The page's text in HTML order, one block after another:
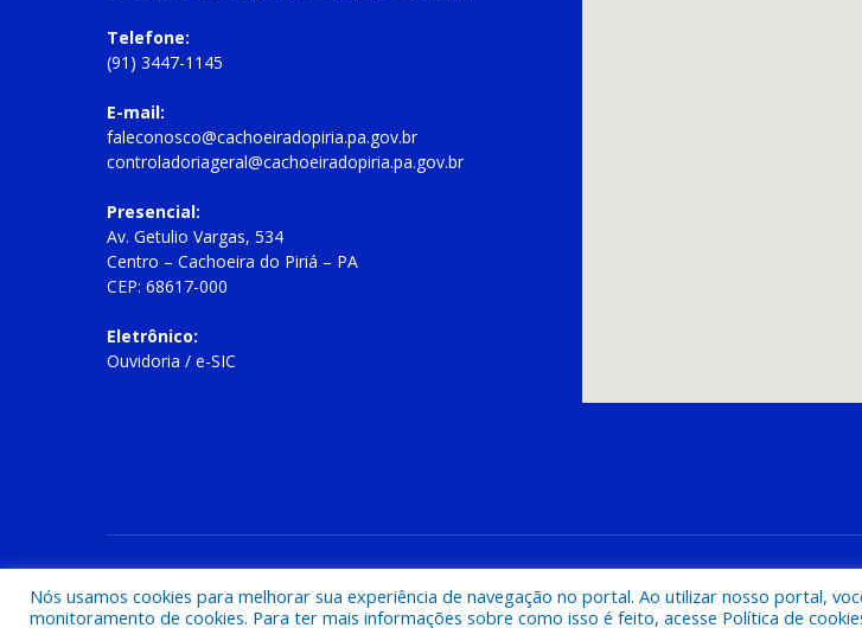
Telefone:
(91) 3447-1145
E-mail:
faleconosco@cachoeiradopiria.pa.gov.br
controladoriageral@cachoeiradopiria.pa.gov.br
Presencial:
Av. Getulio Vargas, 534
Centro – Cachoeira do Piriá – PA
CEP: 68617-000
Eletrônico:
Ouvidoria / e-SIC
Nós usamos cookies para melhorar sua experiência de navegação no portal. Ao utilizar nosso portal,
monitoramento de cookies. Para ter mais informações sobre como isso é feito, acesse Política de